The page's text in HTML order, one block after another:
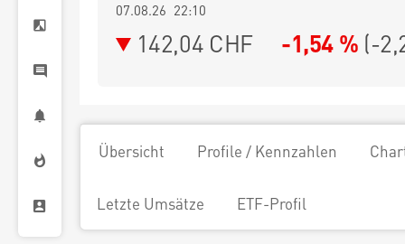
07.08.26 22:10
142,04 CHF -1,54 % (-
Übersicht Profile / Kennzahlen
Letzte Umsätze ETF-Profil